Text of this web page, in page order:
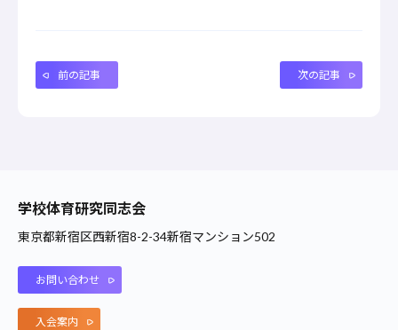
前の記事 次の記事
学校体育研究同志会
東京都新宿区西新宿8-2-34新宿マンション502
お問い合わせ
入会案内